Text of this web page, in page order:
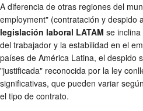
A diferencia de otras regiones del
employment" (contratación y despido
legislación laboral LATAM se
del trabajador y la estabilidad en el
países de América Latina, el despido
"justificada" reconocida por la ley
significativas, que pueden variar
el tipo de contrato.